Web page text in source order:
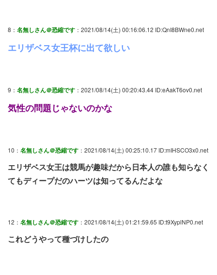
8： 名無しさん＠恐縮です ：2021/08/14(土) 00:16:06.12 ID:QnI8BWne0.net
エリザベス女王杯に出て欲しい
9： 名無しさん＠恐縮です ：2021/08/14(土) 00:20:43.44 ID:eAakT6ov0.net
気性の問題じゃないのかな
10： 名無しさん＠恐縮です ：2021/08/14(土) 00:25:10.17 ID:mIHSCO3x0.net
エリザベス女王は競馬が趣味だから日本人の誰も知らなく
てもディープだのハーツは知ってるんだよな
12： 名無しさん＠恐縮です ：2021/08/14(土) 01:21:59.65 ID:t9XyplNP0.net
これどうやって種づけしたの